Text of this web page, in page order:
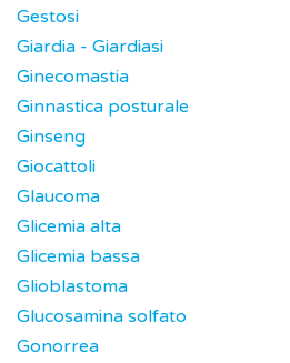
Gestosi
Giardia - Giardiasi
Ginecomastia
Ginnastica posturale
Ginseng
Giocattoli
Glaucoma
Glicemia alta
Glicemia bassa
Glioblastoma
Glucosamina solfato
Gonorrea